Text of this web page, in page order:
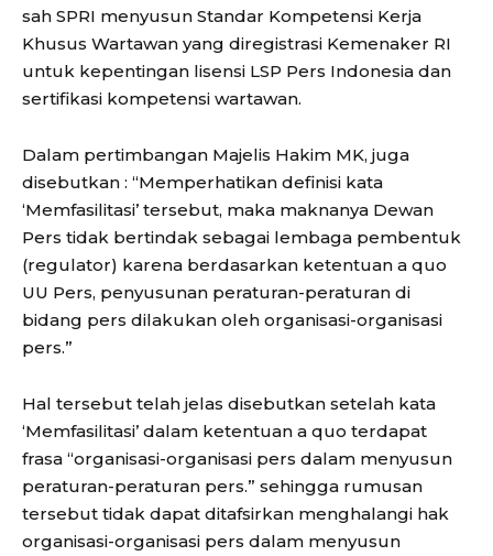
sah SPRI menyusun Standar Kompetensi Kerja
Khusus Wartawan yang diregistrasi Kemenaker RI
untuk kepentingan lisensi LSP Pers Indonesia dan
sertifikasi kompetensi wartawan.
Dalam pertimbangan Majelis Hakim MK, juga
disebutkan : “Memperhatikan definisi kata
‘Memfasilitasi’ tersebut, maka maknanya Dewan
Pers tidak bertindak sebagai lembaga pembentuk
(regulator) karena berdasarkan ketentuan a quo
UU Pers, penyusunan peraturan-peraturan di
bidang pers dilakukan oleh organisasi-organisasi
pers.”
Hal tersebut telah jelas disebutkan setelah kata
‘Memfasilitasi’ dalam ketentuan a quo terdapat
frasa “organisasi-organisasi pers dalam menyusun
peraturan-peraturan pers.” sehingga rumusan
tersebut tidak dapat ditafsirkan menghalangi hak
organisasi-organisasi pers dalam menyusun